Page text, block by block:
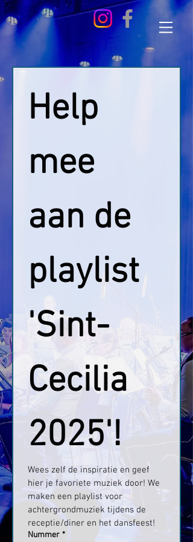
Help
mee
aan de
playlist
'Sint-
Cecilia
2025'!
Wees zelf de inspiratie en geef
hier je favoriete muziek door! We
maken een playlist voor
achtergrondmuziek tijdens de
receptie/diner en het dansfeest!
Nummer *